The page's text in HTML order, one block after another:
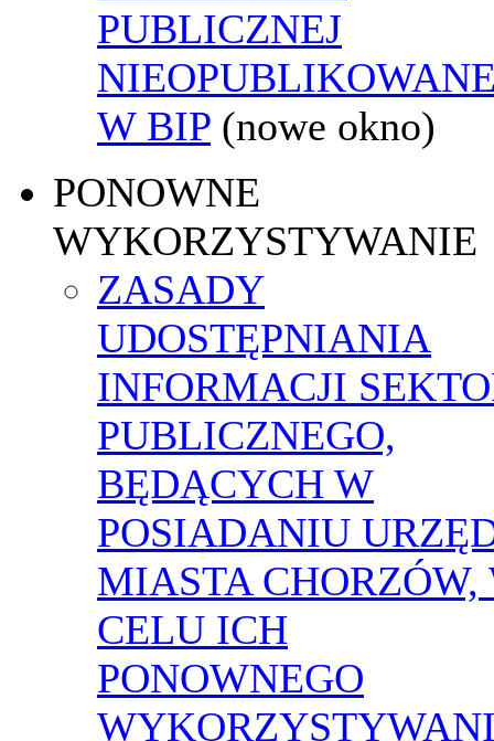
PUBLICZNEJ
W BIP (nowe okno)
PONOWNE
WYKORZYSTYWANIE
ZASADY
UDOSTĘPNIANIA
INFORMACJI
PUBLICZNEGO,
BĘDĄCYCH W
POSIADANIU
MIASTA CHORZÓW,
CELU ICH
PONOWNEGO